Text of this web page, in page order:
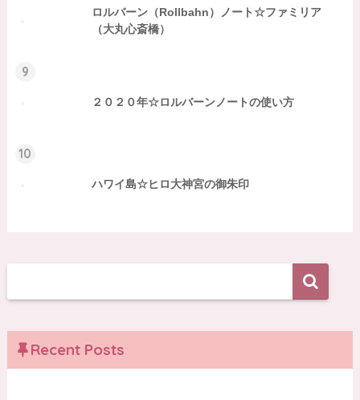
ロルバーン（Rollbahn）ノート☆ファミリア
（大丸心斎橋）
9
２０２０年☆ロルバーンノートの使い方
10
ハワイ島☆ヒロ大神宮の御朱印
Recent Posts